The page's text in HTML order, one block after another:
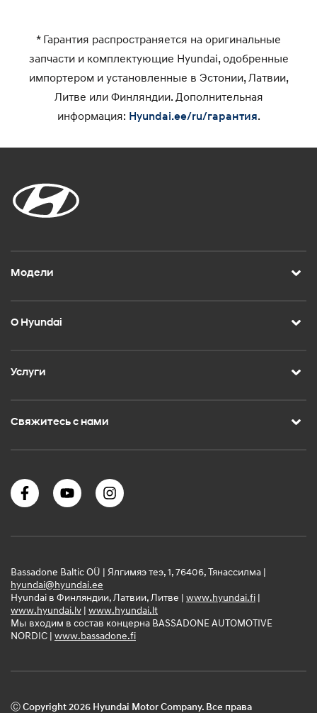
* Гарантия распространяется на оригинальные
запчасти и комплектующие Hyundai, одобренные
импортером и установленные в Эстонии, Латвии,
Литве или Финляндии. Дополнительная
информация: Hyundai.ee/ru/гарантия.
Модели
О Hyundai
Услуги
Свяжитесь с нами
Bassadone Baltic OÜ | Ялгимяэ теэ, 1, 76406, Тянассилма |
hyundai@hyundai.ee
Hyundai в Финляндии, Латвии, Литве | www.hyundai.fi |
www.hyundai.lv | www.hyundai.lt
Мы входим в состав концерна BASSADONE AUTOMOTIVE
NORDIC | www.bassadone.fi
Ⓒ Copyright 2026 Hyundai Motor Company. Все права